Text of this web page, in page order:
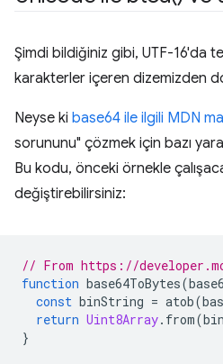
Şimdi bildiğiniz gibi, UTF-16'da
karakterler içeren dizemizden
Neyse ki base64 ile ilgili MDN
sorununu" çözmek için bazı
Bu kodu, önceki örnekle
değiştirebilirsiniz:
// From https://
function base64ToBytes(
const binString = atob(
return Uint8Array. from(
}